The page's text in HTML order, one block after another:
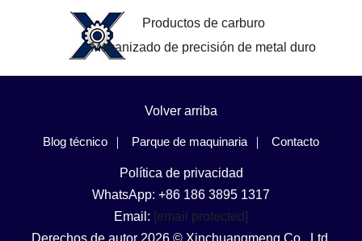
Productos de carburo
Mecanizado de precisión de metal duro
Volver arriba
Blog técnico Parque de maquinaria Contacto
Política de privacidad
WhatsApp: +86 186 3895 1317
Email: [email protected]
Derechos de autor 2026 © Xinchuangmeng Co., Ltd.